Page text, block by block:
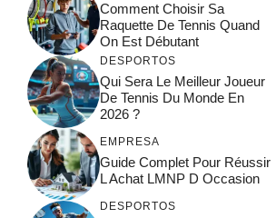
Comment Choisir Sa
Raquette De Tennis Quand
On Est Débutant
DESPORTOS
Qui Sera Le Meilleur Joueur
De Tennis Du Monde En
2026 ?
EMPRESA
Guide Complet Pour Réussir
L Achat LMNP D Occasion
DESPORTOS